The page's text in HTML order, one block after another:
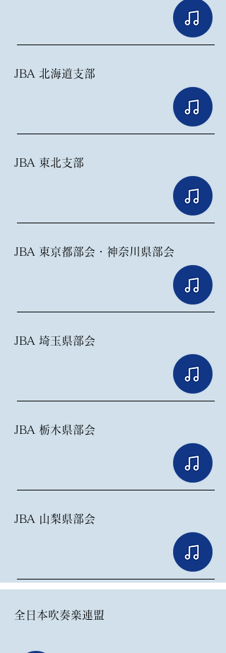
​JBA 北海道支部
​JBA 東北支部
​JBA 東京都部会・神奈川県部会
​JBA 埼玉県部会
​JBA 栃木県部会
​JBA 山梨県部会
​全日本吹奏楽連盟